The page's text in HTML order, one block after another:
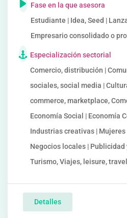
Fase en la que asesora
Estudiante | Idea, Seed |
Empresario consolidado o
Especialización sectorial
Comercio, distribución |
sociales, social media |
commerce, marketplace,
Economía Social | Economía
Industrias creativas |
Negocios locales | Publicidad
Turismo, Viajes, leisure, travel
Detalles